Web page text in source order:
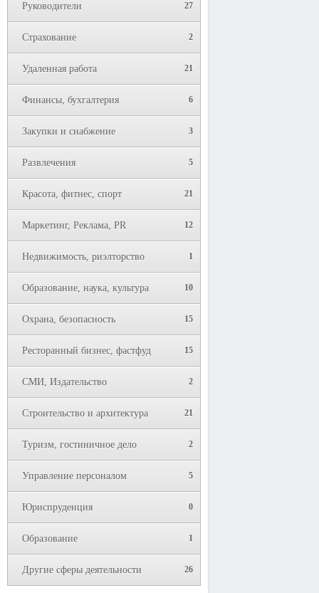
Руководители 27
Страхование 2
Удаленная работа 21
Финансы, бухгалтерия 6
Закупки и снабжение 3
Развлечения 5
Красота, фитнес, спорт 21
Маркетинг, Реклама, PR 12
Недвижимость, риэлторство 1
Образование, наука, культура 10
Охрана, безопасность 15
Ресторанный бизнес, фастфуд 15
СМИ, Издательство 2
Строительство и архитектура 21
Туризм, гостиничное дело 2
Управление персоналом 5
Юриспруденция 0
Образование 1
Другие сферы деятельности 26